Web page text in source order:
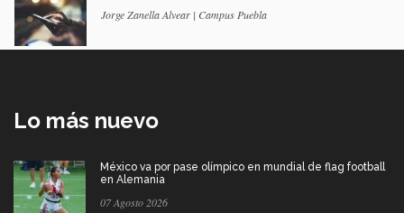
Jorge Zanella Alvear | Campus Puebla
Lo más nuevo
México va por pase olímpico en mundial de flag football
en Alemania
07 Agosto 2026